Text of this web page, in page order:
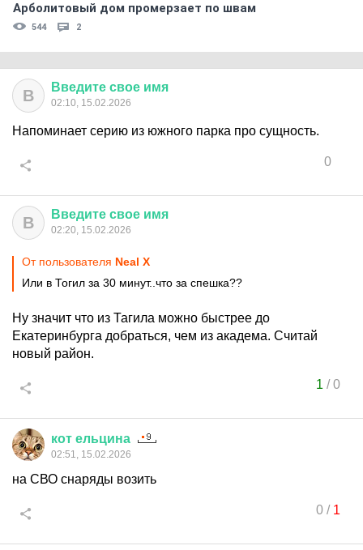
Арболитовый дом промерзает по швам
544 2
В Введите свое имя
02:10, 15.02.2026
Напоминает серию из южного парка про сущность.
0
В Введите свое имя
02:20, 15.02.2026
От пользователя Neal X
Или в Тогил за 30 минут..что за спешка??
Ну значит что из Тагила можно быстрее до
Екатеринбурга добраться, чем из академа. Считай
новый район.
1 /0
кот ельцина
02:51, 15.02.2026
на СВО снаряды возить
0/ 1